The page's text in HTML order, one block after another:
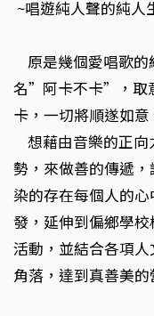
~唱遊純人聲的純人
原是幾個愛唱歌的
名”阿卡不卡”，取
卡，一切將順遂如意
想藉由音樂的正向
勢，來做善的傳遞
染的存在每個人的
發，延伸到偏鄉學
活動，並結合各項
角落，達到真善美的